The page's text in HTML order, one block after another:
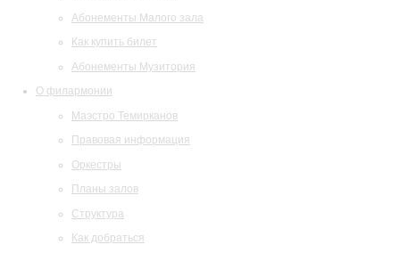
Абонементы Малого зала
Как купить билет
Абонементы Музитория
О филармонии
Маэстро Темирканов
Правовая информация
Оркестры
Планы залов
Структура
Как добраться